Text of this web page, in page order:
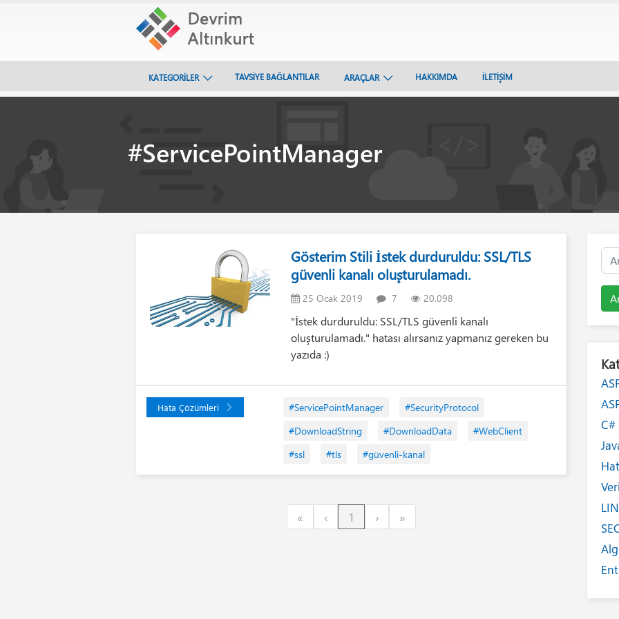
KATEGORİLER TAVSİYE BAĞLANTILAR ARAÇLAR HAKKIMDA İLETİŞİM
#ServicePointManager
Gösterim Stili İstek durduruldu: SSL/TLS
güvenli kanalı oluşturulamadı.
25 Ocak 2019 7 20.098
"İstek durduruldu: SSL/TLS güvenli kanalı
oluşturulamadı." hatası alırsanız yapmanız gereken bu
yazıda :)
Hata Çözümleri #ServicePointManager
#SecurityProtocol
#DownloadString
#DownloadData
#WebClient
#ssl
#tls #güvenli-kanal
« ‹Previous
1 ›Next»
C#